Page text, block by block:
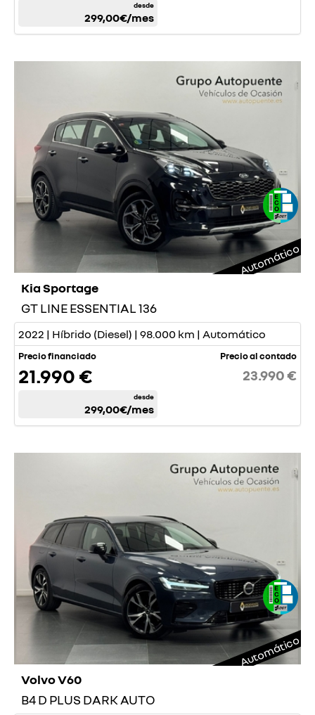
desde
299,00€/mes
Automático
Kia Sportage
GT LINE ESSENTIAL 136
2022 | Híbrido (Diesel) | 98.000 km | Automático
Precio financiado
21.990 €
desde
299,00€/mes
Precio al contado
23.990 €
Automático
Volvo V60
B4 D PLUS DARK AUTO